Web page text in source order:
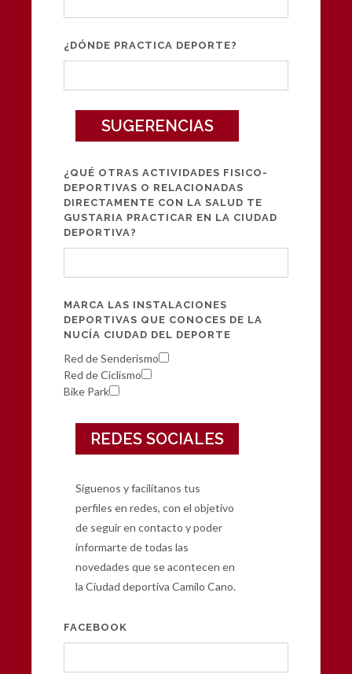
¿DÓNDE PRACTICA DEPORTE?
SUGERENCIAS
¿QUÉ OTRAS ACTIVIDADES FISICO-
DEPORTIVAS O RELACIONADAS
DIRECTAMENTE CON LA SALUD TE
GUSTARIA PRACTICAR EN LA CIUDAD
DEPORTIVA?
MARCA LAS INSTALACIONES
DEPORTIVAS QUE CONOCES DE LA
NUCÍA CIUDAD DEL DEPORTE
Red de Senderismo
Red de Ciclismo
Bike Park
REDES SOCIALES
Síguenos y facilítanos tus
perfiles en redes, con el objetivo
de seguiren contacto y poder
informarte detodas las
novedades que se acontecen en
la Ciudad deportiva Camilo Cano.
FACEBOOK